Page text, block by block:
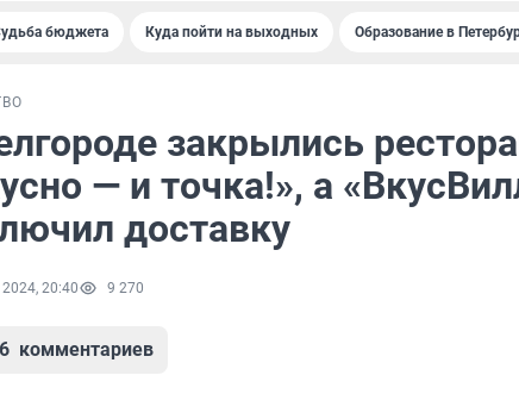
бюджета Куда пойти на выходных Образование в
закрылись
— и точка!», а
доставку
20:40 9 270
комментариев